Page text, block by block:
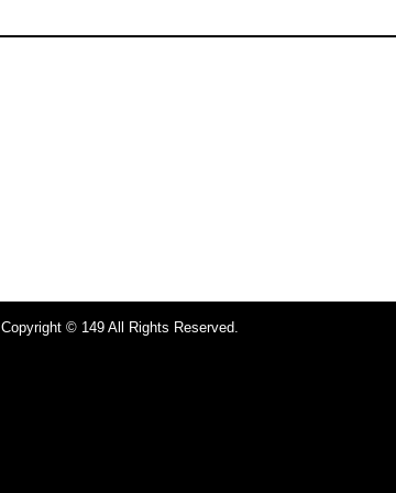
Copyright © 149 All Rights Reserved.